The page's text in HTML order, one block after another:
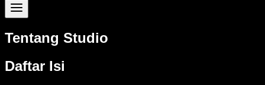
Tentang Studio
Daftar Isi